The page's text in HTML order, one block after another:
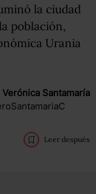
la ciudad
población,
Urania
Verónica Santamaría
Leer después